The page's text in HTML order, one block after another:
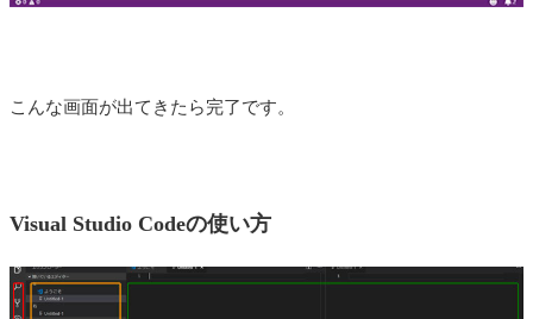
こんな画面が出てきたら完了です。
Visual Studio Codeの使い方